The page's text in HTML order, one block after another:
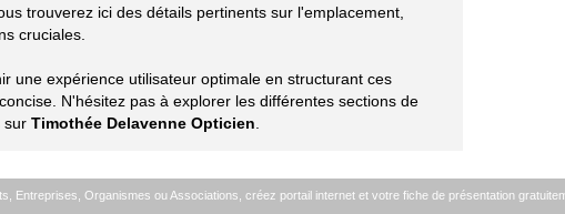
trouverez ici des détails pertinents sur l'emplacement,
cruciales.
une expérience utilisateur optimale en structurant ces
N'hésitez pas à explorer les différentes sections de
sur Timothée Delavenne Opticien
Entreprises, Organismes ou Associations, créez portail internet et votre fiche de présentation